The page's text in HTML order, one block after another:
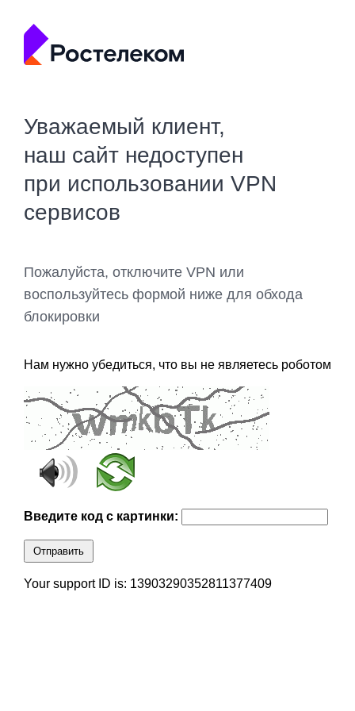
Уважаемый клиент,
наш сайт недоступен
при использовании VPN
сервисов
Пожалуйста, отключите VPN или
воспользуйтесь формой ниже для обхода
блокировки
Нам нужно убедиться, что вы не являетесь роботом
Введите код с картинки:
Отправить
Your support ID is: 13903290352811377409